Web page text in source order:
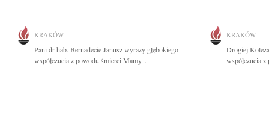
KRAKÓW
Pani dr hab. Bernadecie Janusz wyrazy głębokiego
współczucia z powodu śmierci Mamy...
KRAKÓW
Drogiej
współczucia